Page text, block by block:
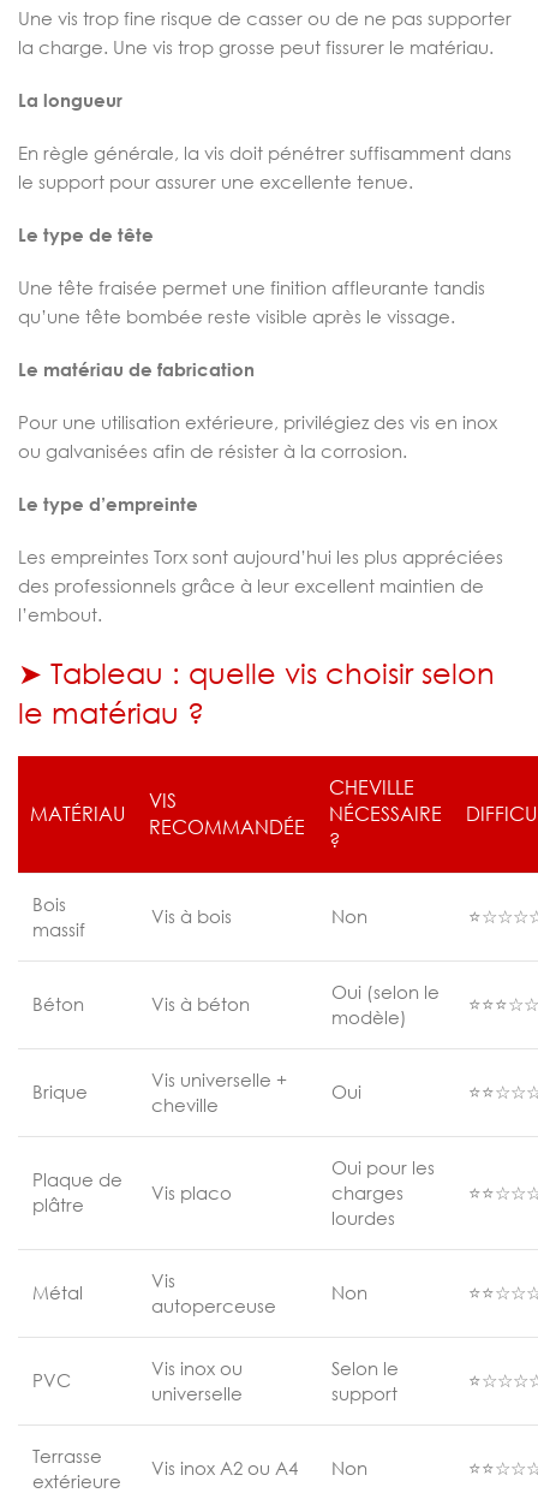
Une vis trop fine risque de casser ou de ne pas supporter
la charge. Une vis trop grosse peut fissurer le matériau.
La longueur
En règle générale, la vis doit pénétrer suffisamment dans
le support pour assurer une excellente tenue.
Le type de tête
Une tête fraisée permet une finition affleurante tandis
qu’une tête bombée reste visible après le vissage.
Le matériau de fabrication
Pour une utilisation extérieure, privilégiez des vis en inox
ou galvanisées afin de résister à la corrosion.
Le type d’empreinte
Les empreintes Torx sont aujourd’hui les plus appréciées
des professionnels grâce à leur excellent maintien de
l’embout.
➤ Tableau : quelle vis choisir selon
le matériau ?
MATÉRIAU
VIS
RECOMMANDÉE
CHEVILLE
NÉCESSAIRE
?
Bois
massif
Vis à bois Non
Béton Vis à béton
Oui (selon le
modèle)
⭐⭐⭐☆☆
Brique
Vis universelle +
cheville
Oui
Plaque de
plâtre
Vis placo
Oui pour les
charges
lourdes
Métal
Vis
autoperceuse
Non
PVC
Vis inox ou
universelle
Selon le
support
Terrasse
extérieure
Vis inox A2 ou A4 Non